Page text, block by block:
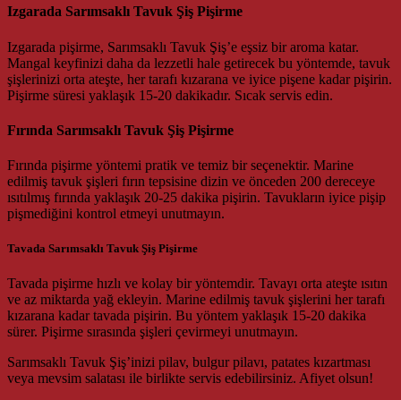
Izgarada Sarımsaklı Tavuk Şiş Pişirme
Izgarada pişirme, Sarımsaklı Tavuk Şiş’e eşsiz bir aroma katar.
Mangal keyfinizi daha da lezzetli hale getirecek bu yöntemde, tavuk
şişlerinizi orta ateşte, her tarafı kızarana ve iyice pişene kadar pişirin.
Pişirme süresi yaklaşık 15-20 dakikadır. Sıcak servis edin.
Fırında Sarımsaklı Tavuk Şiş Pişirme
Fırında pişirme yöntemi pratik ve temiz bir seçenektir. Marine
edilmiş tavuk şişleri fırın tepsisine dizin ve önceden 200 dereceye
ısıtılmış fırında yaklaşık 20-25 dakika pişirin. Tavukların iyice pişip
pişmediğini kontrol etmeyi unutmayın.
Tavada Sarımsaklı Tavuk Şiş Pişirme
Tavada pişirme hızlı ve kolay bir yöntemdir. Tavayı orta ateşte ısıtın
ve az miktarda yağ ekleyin. Marine edilmiş tavuk şişlerini her tarafı
kızarana kadar tavada pişirin. Bu yöntem yaklaşık 15-20 dakika
sürer. Pişirme sırasında şişleri çevirmeyi unutmayın.
Sarımsaklı Tavuk Şiş’inizi pilav, bulgur pilavı, patates kızartması
veya mevsim salatası ile birlikte servis edebilirsiniz. Afiyet olsun!